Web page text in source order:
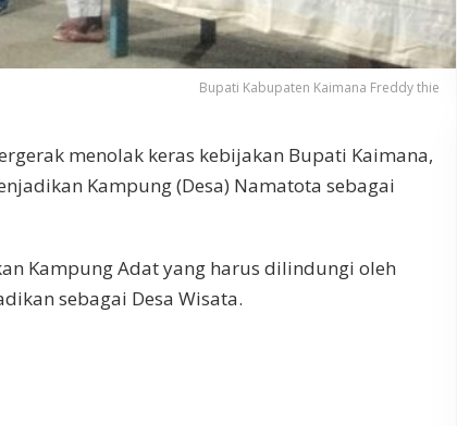
Bupati Kabupaten Kaimana Freddy thie
menolak keras kebijakan Bupati Kaimana,
Kampung (Desa) Namatota sebagai
Kampung Adat yang harus dilindungi oleh
sebagai Desa Wisata.